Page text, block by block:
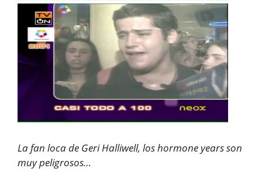
La fan loca de Geri Halliwell, los hormone years son
muy peligrosos…